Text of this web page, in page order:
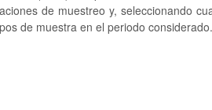
de muestreo y, seleccionando
de muestra en el periodo considerado.